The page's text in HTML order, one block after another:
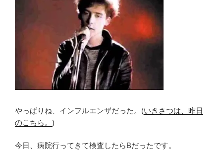
じ
感
「ダ
やっぱりね、インフルエンザだった。(いきさつは、昨日
のこちら。 )
今日、病院行ってきて検査したらBだったです。